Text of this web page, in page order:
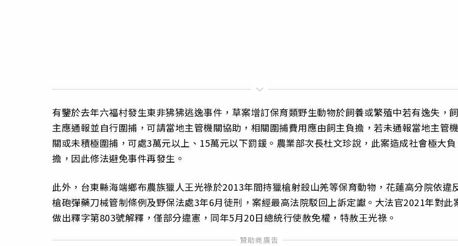
有鑒於去年六福村發生東非狒狒逃逸事件，草案增訂保育類野生動物於飼養或繁殖中若有逸失，
主應通報並自行圍捕，可請當地主管機關協助，相關圍捕費用應由飼主負擔，若未通報當地主管
關或未積極圍捕，可處3萬元以上、15萬元以下罰鍰。農業部次長杜文珍說，此案造成社會極大負
擔，因此修法避免事件再發生。
此外，台東縣海端鄉布農族獵人王光祿於2013年間持獵槍射殺山羌等保育動物，花蓮高分院依違
槍砲彈藥刀械管制條例及野保法處3年6月徒刑，案經最高法院駁回上訴定讞。大法官2021年對此
做出釋字第803號解釋，僅部分違憲，同年5月20日總統行使赦免權，特赦王光祿。